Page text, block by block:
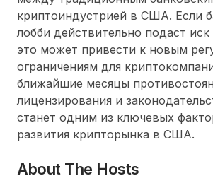
криптоиндустрией в США. Если
лобби действительно подаст иск
это может привести к новым
ограничениям для
ближайшие месяцы
лицензирования и
станет одним из ключевых
развития крипторынка в США.
About The Hosts